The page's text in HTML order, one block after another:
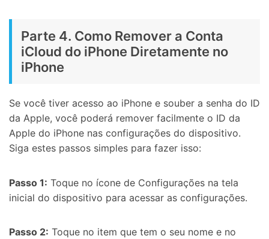
Parte 4. Como Remover a Conta
iCloud do iPhone Diretamente no
iPhone
Se você tiver acesso ao iPhone e souber a senha do ID
da Apple, você poderá remover facilmente o ID da
Apple do iPhone nas configurações do dispositivo.
Siga estes passos simples para fazer isso:
Passo 1: Toque no ícone de Configurações na tela
inicial do dispositivo para acessar as configurações.
Passo 2: Toque no item que tem o seu nome e no